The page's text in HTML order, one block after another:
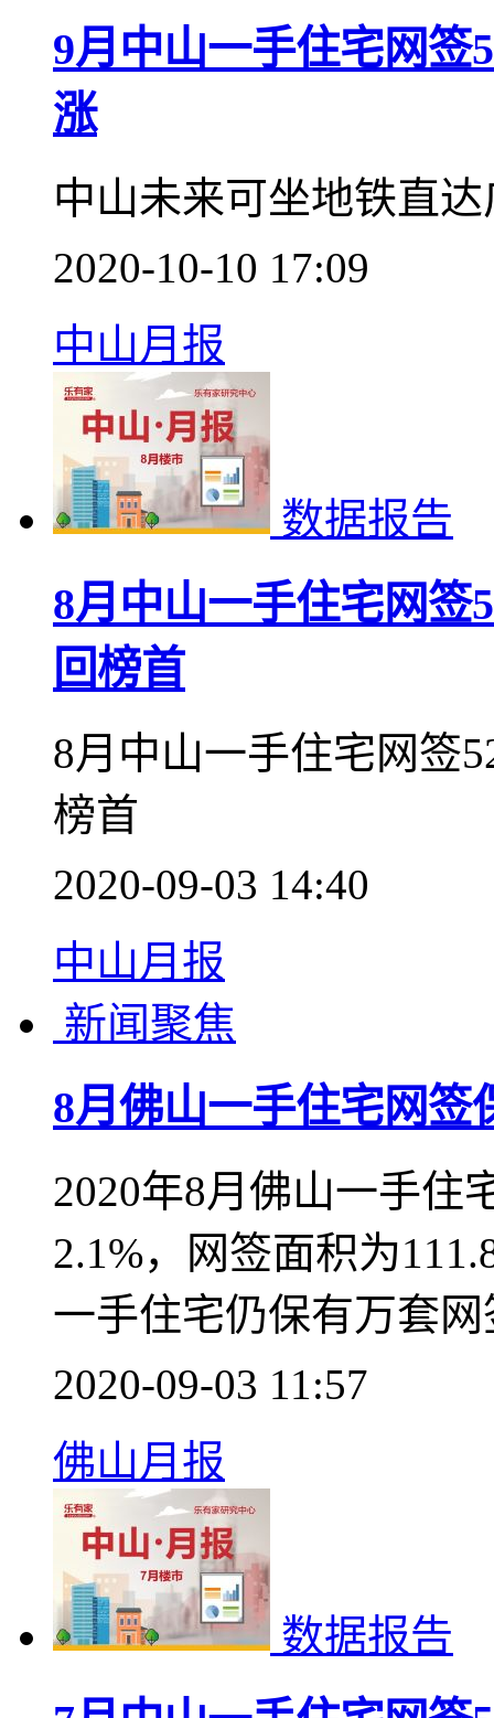
南沙至中山高速实体
2020-11-03 15:29
中山月报
数据报告
9月中山一手住宅网签
涨
中山未来可坐地铁直
2020-10-10 17:09
中山月报
8月中山一手住宅网签
回榜首
8月中山一手住宅网签
榜首
2020-09-03 14:40
中山月报
新闻聚焦
8月佛山一手住宅网签